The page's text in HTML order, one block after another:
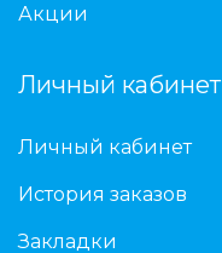
Акции
Личный кабинет
Личный кабинет
История заказов
Закладки